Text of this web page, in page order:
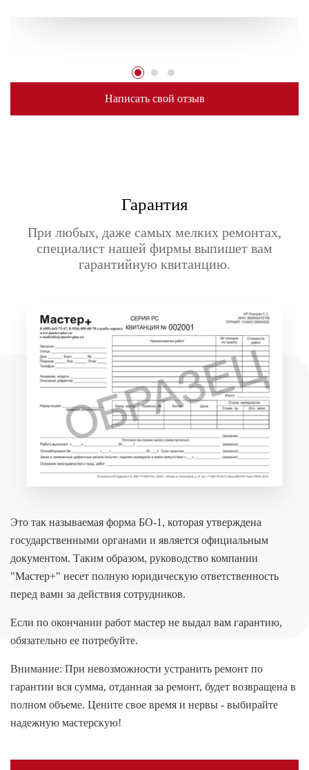
Написать свой отзыв
Гарантия
При любых, даже самых мелких ремонтах,
специалист нашей фирмы выпишет вам
гарантийную квитанцию.
Это так называемая форма БО-1, которая утверждена
государственными органами и является официальным
документом. Таким образом, руководство компании
"Мастер+" несет полную юридическую ответственность
перед вами за действия сотрудников.
Если по окончании работ мастер не выдал вам гарантию,
обязательно ее потребуйте.
Внимание: При невозможности устранить ремонт по
гарантии вся сумма, отданная за ремонт, будет возвращена в
полном объеме. Цените свое время и нервы - выбирайте
надежную мастерскую!